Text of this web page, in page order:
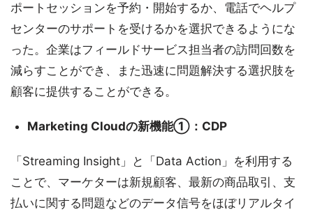
ポートセッションを予約・開始するか、電話でヘルプ
センターのサポートを受けるかを選択できるようにな
った。企業はフィールドサービス担当者の訪問回数を
減らすことができ、また迅速に問題解決する選択肢を
顧客に提供することができる。
Marketing Cloudの新機能①：CDP
「Streaming Insight」と「Data Action」を利用する
ことで、マーケターは新規顧客、最新の商品取引、支
払いに関する問題などのデータ信号をほぼリアルタイ